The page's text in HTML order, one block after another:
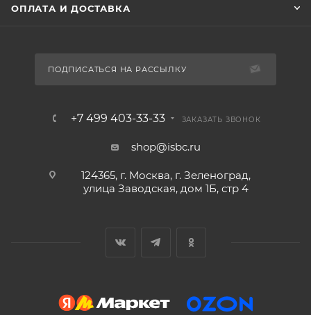
ОПЛАТА И ДОСТАВКА
ПОДПИСАТЬСЯ НА РАССЫЛКУ
+7 499 403-33-33 ЗАКАЗАТЬ ЗВОНОК
shop@isbc.ru
124365, г. Москва, г. Зеленоград,
улица Заводская, дом 1Б, стр 4